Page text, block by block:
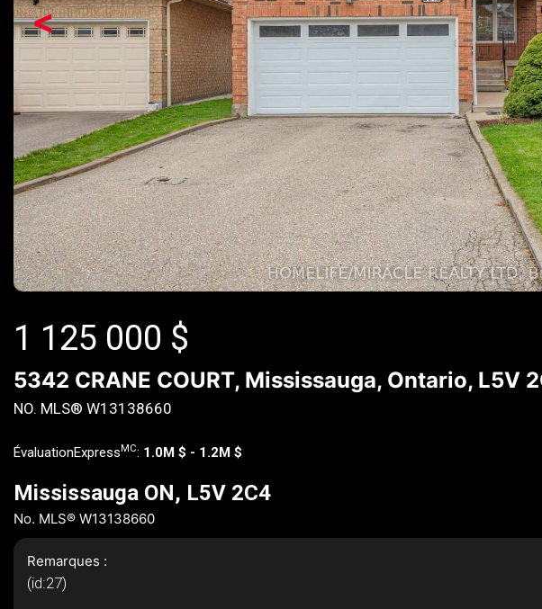
<
1 125 000 $
5342 CRANE COURT, Mississauga, Ontario, L5V
NO. MLS® W13138660
ÉvaluationExpress MC: 1.0M $ - 1.2M $
Mississauga ON, L5V 2C4
No. MLS® W13138660
Remarques :
(id:27)